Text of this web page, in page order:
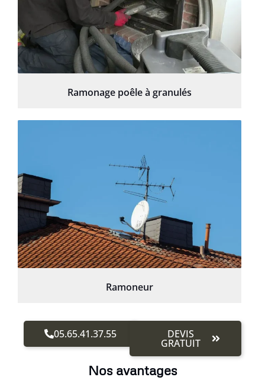
Ramonage poêle à granulés
Ramoneur
05.65.41.37.55 DEVIS
GRATUIT
Nos avantages